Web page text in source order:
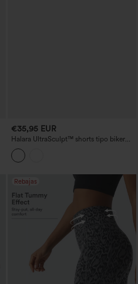
€35,95 EUR
Halara UltraSculpt™ shorts tipo biker
para entrenamiento 7'' de tiro alto, que
no se enrollan, control de abdomen
moldeador, con bolsillos
Rebajas